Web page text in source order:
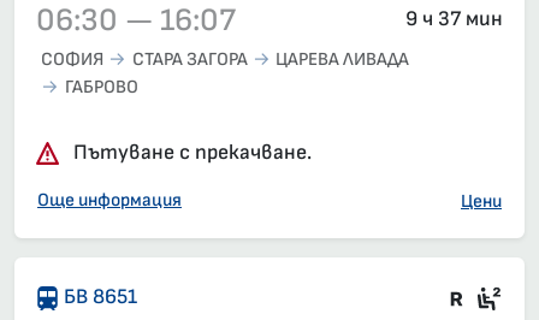
Влак 8611, 06:30 – 16:07, вече е заминал
06:30 — 16:07 9 ч 37 мин
СОФИЯ СТАРА ЗАГОРА
ЦАРЕВА ЛИВАДА
ГАБРОВО
Пътуване с прекачване.
Още информация Цени
БВ 8651 Влак